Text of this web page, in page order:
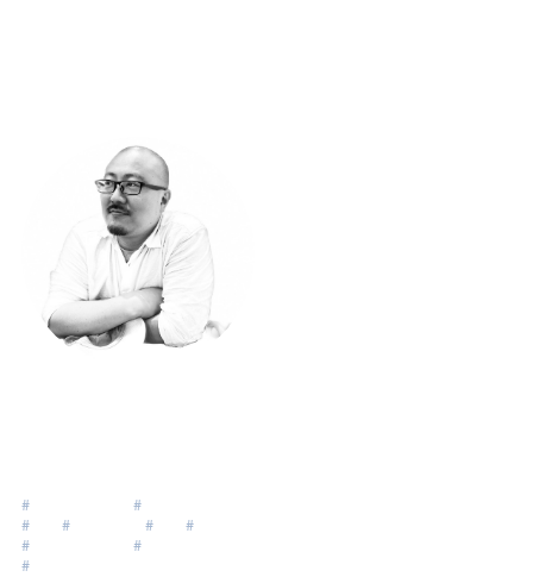
#自分らしい人生 #最幸な人生
#育む #グローバル #海外 #組織開発
#リーダーシップ #経営者
#キャリア